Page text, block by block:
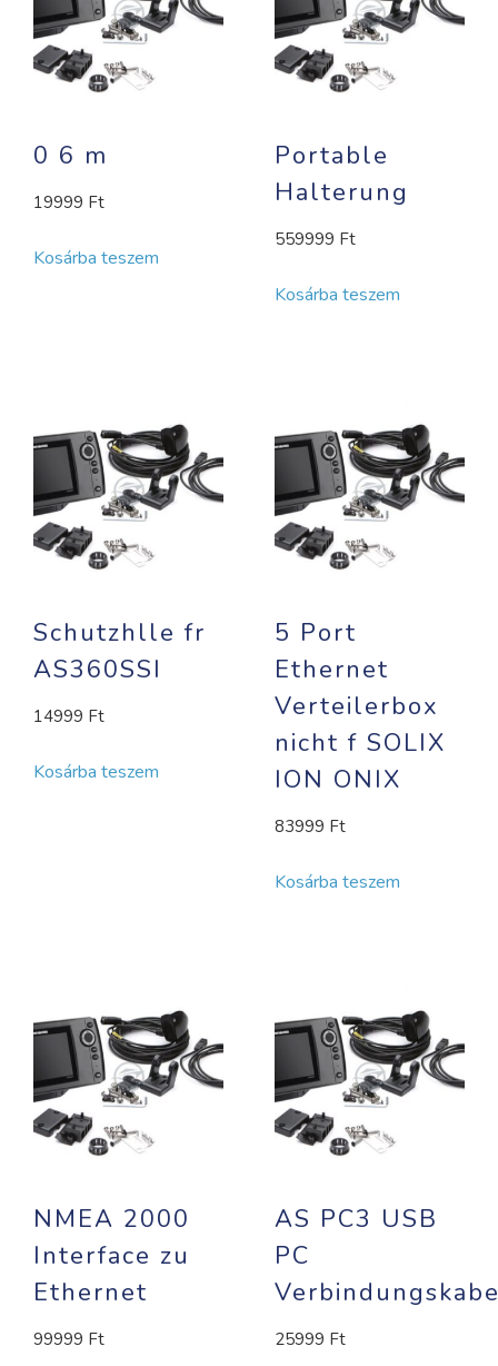
0 6 m
19999 Ft
Kosárba teszem
Portable
Halterung
559999 Ft
Kosárba teszem
Schutzhlle fr
AS360SSI
14999 Ft
Kosárba teszem
5 Port
Ethernet
Verteilerbox
nicht f SOLIX
ION ONIX
83999 Ft
Kosárba teszem
NMEA 2000
Interface zu
Ethernet
99999 Ft
AS PC3 USB
PC
25999 Ft